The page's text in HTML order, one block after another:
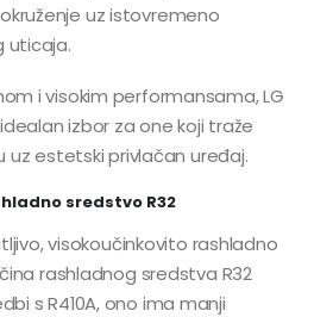
uz istovremeno
uticaja.
i visokim performansama, LG
izbor za one koji traže
uz estetski privlačan uređaj.
sredstvo R32
visokoučinkovito rashladno
rashladnog sredstva R32
s R410A, ono ima manji